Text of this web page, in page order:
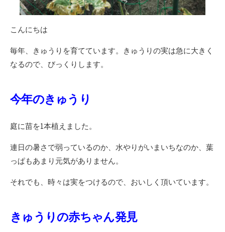
こんにちは
毎年、きゅうりを育てています。きゅうりの実は急に大きく
なるので、びっくりします。
今年のきゅうり
庭に苗を1本植えました。
連日の暑さで弱っているのか、水やりがいまいちなのか、葉
っぱもあまり元気がありません。
それでも、時々は実をつけるので、おいしく頂いています。
きゅうりの赤ちゃん発見